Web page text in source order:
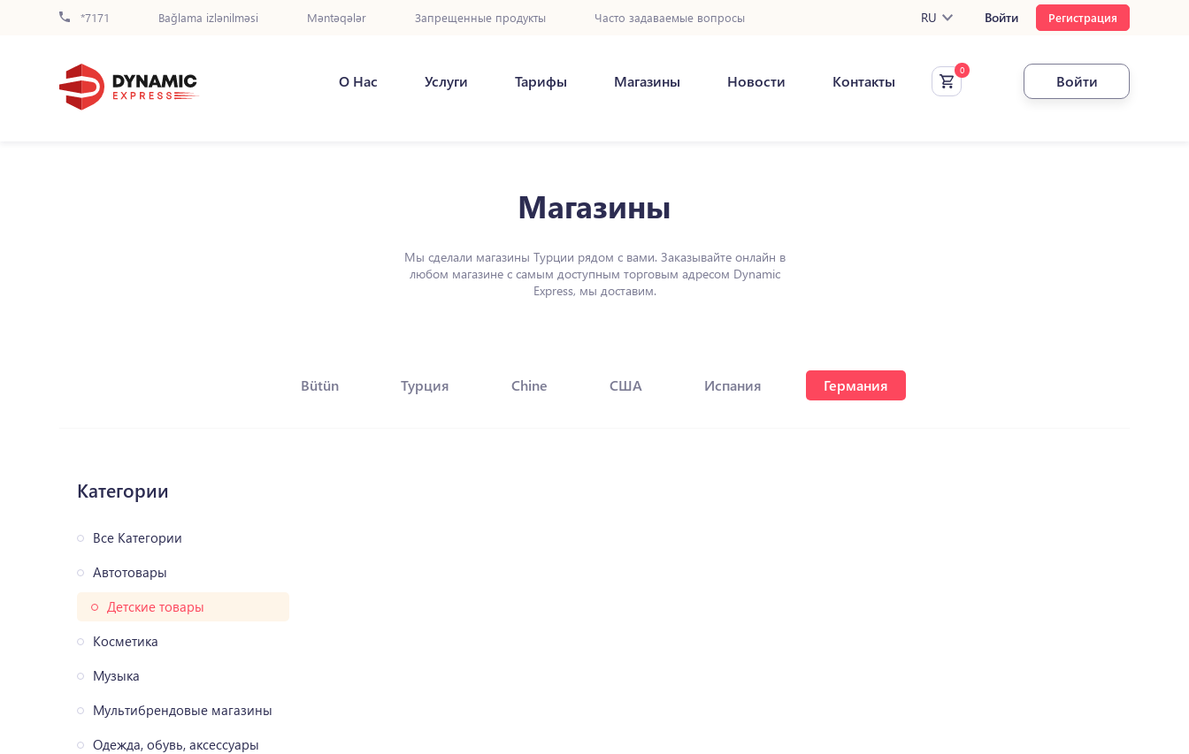
*7171 Bağlama izlənilməsi Məntəqələr Запрещенные продукты Часто задаваемые вопросы RU Войти Регистрация
О Нас Услуги Тарифы Магазины Новости Контакты Войти
Магазины
Мы сделали магазины Турции рядом с вами. Заказывайте онлайн в
любом магазине с самым доступным торговым адресом Dynamic
Express, мы доставим.
Bütün Турция Chine США Испания Германия
Категории
Все Категории
Автотовары
Детские товары
Косметика
Музыка
Мультибрендовые магазины
Одежда, обувь, аксессуары